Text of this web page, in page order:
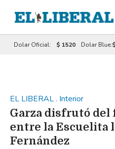
Dolar Oficial: $ 1520 Dolar Blue:
EL LIBERAL. Interior
Garza disfrutó
entre la Escuelita
Fernández